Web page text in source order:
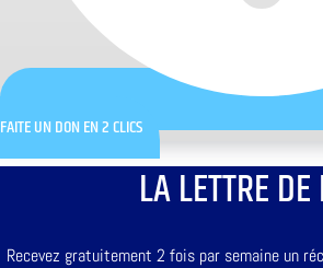
FAITE UN DON EN 2 CLICS
LA LETTRE DE
Recevez gratuitement 2 fois par semaine un